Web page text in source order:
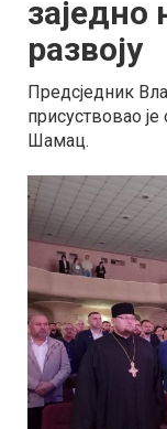
заједно
развоју
Предсједник
присуствовао
Шамац.